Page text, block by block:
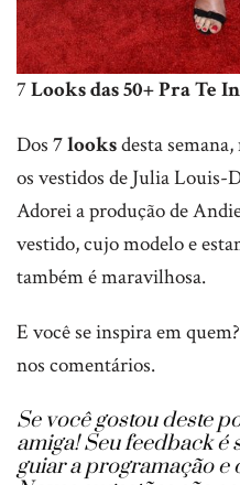
7Looks das 50+ Pra Te
Dos 7 looksdesta
os vestidos de Julia
Adorei a produção de
vestido, cujo modelo e
também é maravilhosa.
E você se inspira em
nos comentários.
Se você gostou deste
amiga! Seu feedback é
guiar a programação e